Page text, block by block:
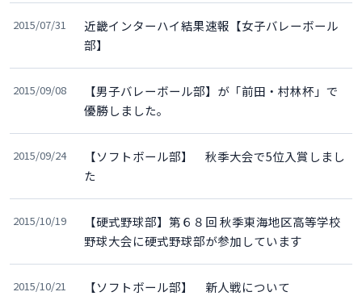
2015/07/31
近畿インターハイ結果速報【女子バレーボール
部】
2015/09/08
【男子バレーボール部】が「前田・村林杯」で
優勝しました。
2015/09/24
【ソフトボール部】 秋季大会で5位入賞しまし
た
2015/10/19
【硬式野球部】第６８回 秋季東海地区高等学校
野球大会に硬式野球部が参加しています
2015/10/21 【ソフトボール部】 新人戦について